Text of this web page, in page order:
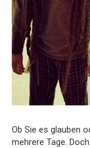
Ob Sie es glauben
mehrere Tage.